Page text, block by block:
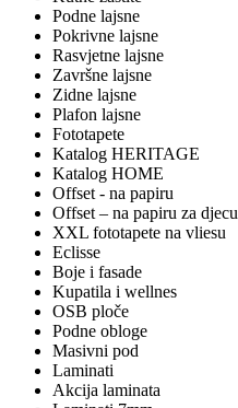
Podne lajsne
Pokrivne lajsne
Rasvjetne lajsne
Završne lajsne
Zidne lajsne
Plafon lajsne
Fototapete
Katalog HERITAGE
Katalog HOME
Offset - na papiru
Offset – na papiru za djecu
XXL fototapete na vliesu
Eclisse
Boje i fasade
Kupatila i wellnes
OSB ploče
Podne obloge
Masivni pod
Laminati
Akcija laminata